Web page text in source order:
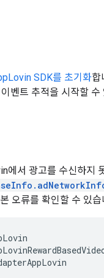
SDK를 초기화합
벤트 추적을 시작할 수
에서 광고를 수신하지
오류를 확인할 수 있습